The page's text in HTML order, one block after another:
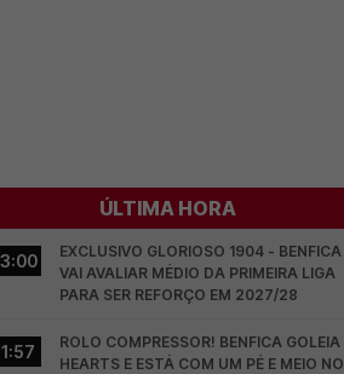
ÚLTIMA HORA
EXCLUSIVO GLORIOSO 1904 - BENFICA
VAI AVALIAR MÉDIO DA PRIMEIRA LIGA
PARA SER REFORÇO EM 2027/28
ROLO COMPRESSOR! BENFICA GOLEIA
HEARTS E ESTÁ COM UM PÉ E MEIO NO